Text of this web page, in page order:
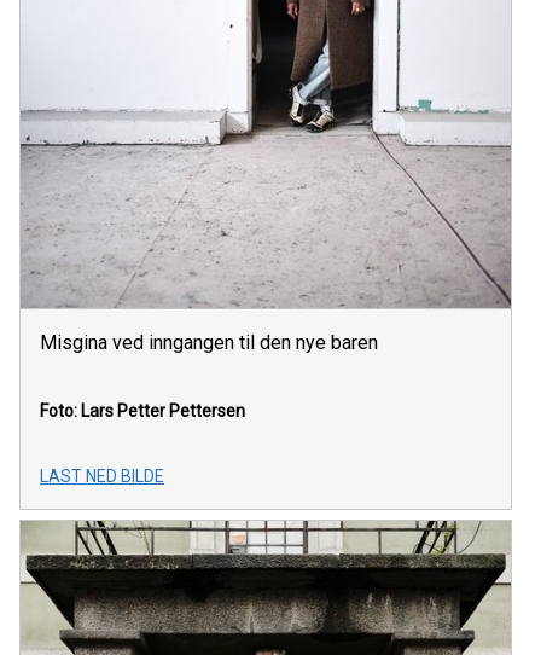
Misgina ved inngangen til den nye baren
Foto: Lars Petter Pettersen
LAST NED BILDE